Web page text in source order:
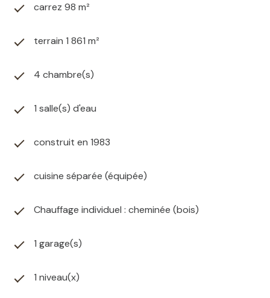
cumulus (200 litres) et d'une pièce de type cave à
À l'extérieur, les futurs acquéreurs disposeront d'un
jardin clos et arboré avec abri bois et garage, d'une
carrez 98 m²
terrain 1 861 m²
4 chambre(s)
1 salle(s) d'eau
construit en 1983
cuisine séparée (équipée)
Chauffage individuel : cheminée (bois)
1 garage(s)
1 niveau(x)